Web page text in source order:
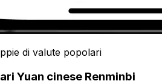
di valute popolari
Yuan cinese Renminbi